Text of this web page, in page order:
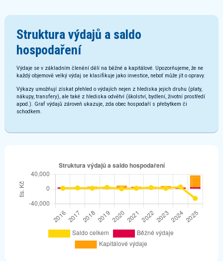
Struktura výdajů a saldo
hospodaření
Výdaje se v základním členění dělí na běžné a kapitálové. Upozorňujeme, že ne
každý objemově velký výdaj se klasifikuje jako investice, neboť může jít o opravy.
Výkazy umožňují získat přehled o výdajích nejen z hlediska jejich druhu (platy,
nákupy, transfery), ale také z hlediska odvětví (školství, bydlení, životní prostředí
apod.). Graf výdajů zároveň ukazuje, zda obec hospodaří s přebytkem či
schodkem.